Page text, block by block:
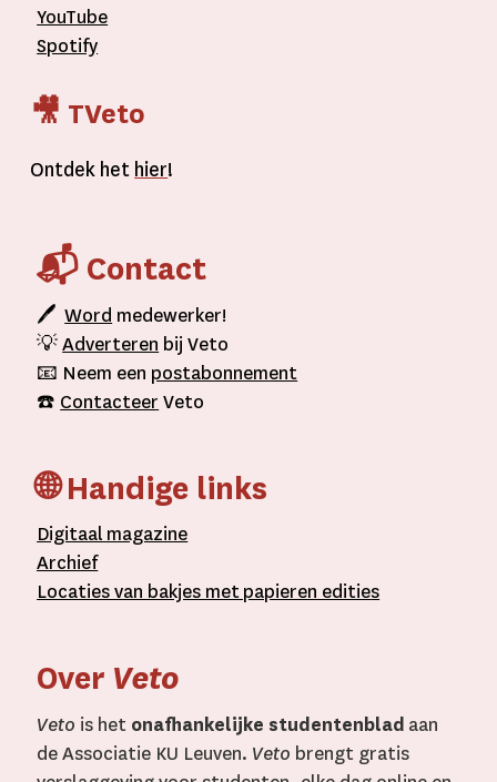
YouTube
Spotify
🎥 TVeto
Ontdek het hier!
📬 Contact
🖊Word medewerker!
💡Adverteren bij Veto
📧 Neem een postabonnement
☎️ Contacteer Veto
🌐 Handige links
Digitaal magazine
Archief
Locaties van bakjes metpapieren edities
Over Veto
Veto is het onafhankelijke studentenblad aan
de Associatie KU Leuven. Veto brengt gratis